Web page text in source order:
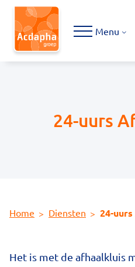
Menu
Home Diensten 24-
24-uurs
Het is met de afhaalkluis